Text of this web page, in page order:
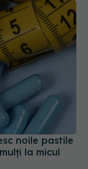
noile pastile
la micul